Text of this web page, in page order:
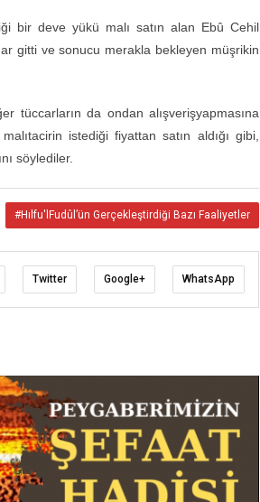
bir deve yükü malı satın alan Ebû Cehil
gitti ve sonucu merakla bekleyen müşrikin
tüccarların da ondan alışverişyapmasına
istediği fiyattan satın aldığı gibi,
söylediler.
#Hılfu'lFudûl’ün Gerçekleştirdiği Bazı Faaliyetler
Twitter Google+ WhatsApp